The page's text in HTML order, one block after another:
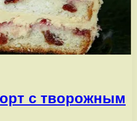
с творожным